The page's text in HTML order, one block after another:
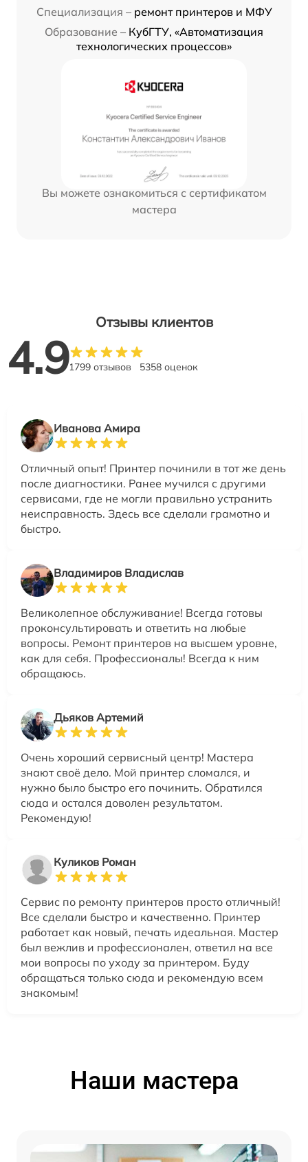
Специализация – ремонт принтеров и МФУ
Образование – КубГТУ, «Автоматизация
технологических процессов»
Вы можете ознакомиться с сертификатом
мастера
Отзывы клиентов
4.91799 отзывов 5358 оценок
Иванова Амира
Отличный опыт! Принтер починили в тот же день
после диагностики. Ранее мучился с другими
сервисами, где не могли правильно устранить
неисправность. Здесь все сделали грамотно и
быстро.
Владимиров Владислав
Великолепное обслуживание! Всегда готовы
проконсультировать и ответить на любые
вопросы. Ремонт принтеров на высшем уровне,
как для себя. Профессионалы! Всегда к ним
обращаюсь.
Дьяков Артемий
Очень хороший сервисный центр! Мастера
знают своё дело. Мой принтер сломался, и
нужно было быстро его починить. Обратился
сюда и остался доволен результатом.
Рекомендую!
Куликов Роман
Сервис по ремонту принтеров просто отличный!
Все сделали быстро и качественно. Принтер
работает как новый, печать идеальная. Мастер
был вежлив и профессионален, ответил на все
мои вопросы по уходу за принтером. Буду
обращаться только сюда и рекомендую всем
знакомым!
Наши мастера